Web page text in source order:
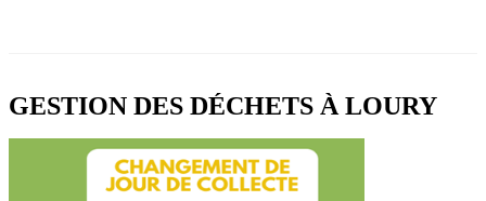
GESTION DES DÉCHETS À LOURY